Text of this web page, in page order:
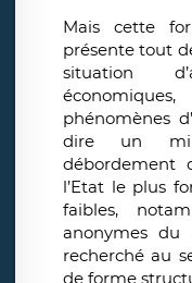
Mais cette
présente tout
situation
phénomènes
dire un
débordement
l’Etat le plus
faibles,
anonymes du
recherché au
de forme